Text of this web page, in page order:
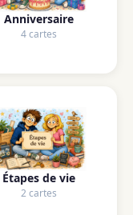
Anniversaire
4 cartes
Étapes de vie
2 cartes